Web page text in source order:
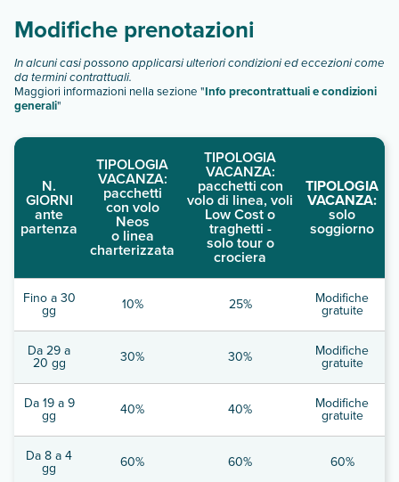
Modifiche prenotazioni
In alcuni casi possono applicarsi ulteriori condizioni ed eccezioni come
da termini contrattuali.
Maggiori informazioni nella sezione "Info precontrattuali e condizioni
generali"
N.
GIORNI
ante
partenza
TIPOLOGIA
VACANZA:
pacchetti
con volo
Neos
o linea
charterizzata
TIPOLOGIA
VACANZA:
pacchetti con
volo di linea, voli
Low Cost o
traghetti -
solo tour o
crociera
TIPOLOGIA
VACANZA:
solo
soggiorno
Fino a 30
gg 10% 25% Modifiche
gratuite
Da 29 a
20 gg 30% 30% Modifiche
gratuite
Da 19 a 9
gg 40% 40% Modifiche
gratuite
Da 8 a 4
gg 60% 60% 60%